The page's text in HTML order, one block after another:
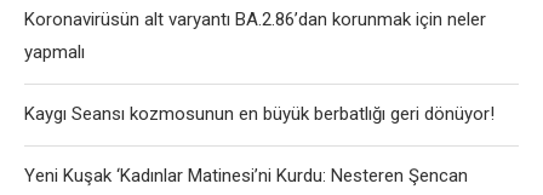
Koronavirüsün alt varyantı BA.2.86’dan korunmak için neler
yapmalı
Kaygı Seansı kozmosunun en büyük berbatlığı geri dönüyor!
Yeni Kuşak ‘Kadınlar Matinesi’ni Kurdu: Nesteren Şencan